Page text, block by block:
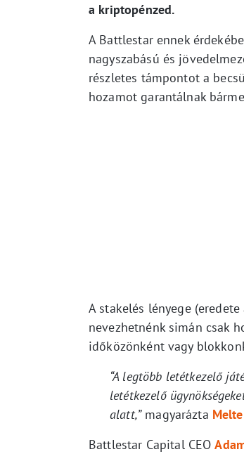
a kriptopénzed.
A Battlestar ennek
nagyszabású és
részletes támpontot a
hozamot garantálnak
A stakelés lényege (eredete
nevezhetnénk simán csak
időközönként vagy
“A legtöbb letétkezelő
letétkezelő
alatt,”magyarázta
Battlestar Capital CEO